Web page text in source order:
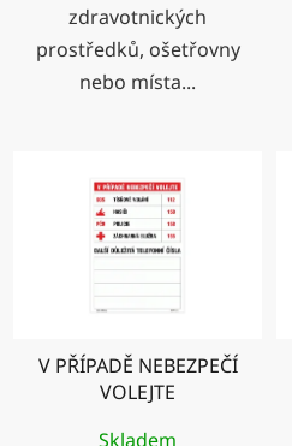
zdravotnických
prostředků, ošetřovny
nebo místa...
V PŘÍPADĚ NEBEZPEČÍ
VOLEJTE
Skladem